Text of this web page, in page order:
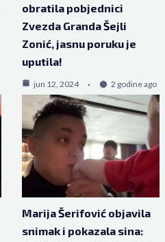
obratila pobjednici
Zvezda Granda Šejli
Zonić, jasnu poruku je
uputila!
jun 12, 2024 2 godine ago
Marija Šerifović objavila
snimak i pokazala sina: